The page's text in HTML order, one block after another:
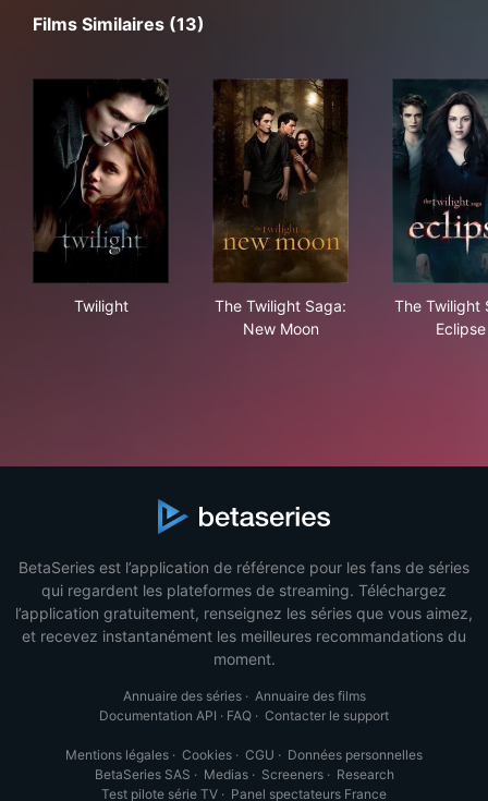
Films Similaires (13)
Twilight
The Twilight Saga:
New Moon
The Twilight
Eclipse
BetaSeries est l’application de référence pour les fans de séries
qui regardent les plateformes de streaming. Téléchargez
l’application gratuitement, renseignez les séries que vous aimez,
et recevez instantanément les meilleures recommandations du
moment.
Annuaire des séries· Annuaire des films
Documentation API · FAQ · Contacter le support
Mentions légales · Cookies · CGU · Données personnelles
BetaSeries SAS · Medias· Screeners· Research
Test pilote série TV · Panel spectateurs France